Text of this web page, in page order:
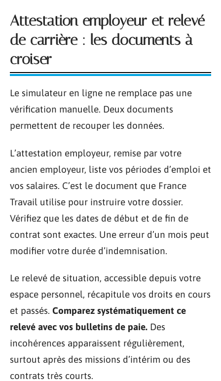
Attestation employeur et relevé
de carrière : les documents à
croiser
Le simulateur en ligne ne remplace pas une
vérification manuelle. Deux documents
permettent de recouper les données.
L’attestation employeur, remise par votre
ancien employeur, liste vos périodes d’emploi et
vos salaires. C’est le document que France
Travail utilise pour instruire votre dossier.
Vérifiez que les dates de début et de fin de
contrat sont exactes. Une erreur d’un mois peut
modifier votre durée d’indemnisation.
Le relevé de situation, accessible depuis votre
espace personnel, récapitule vos droits en cours
et passés. Comparez systématiquement ce
relevé avec vos bulletins de paie. Des
incohérences apparaissent régulièrement,
surtout après des missions d’intérim ou des
contrats très courts.